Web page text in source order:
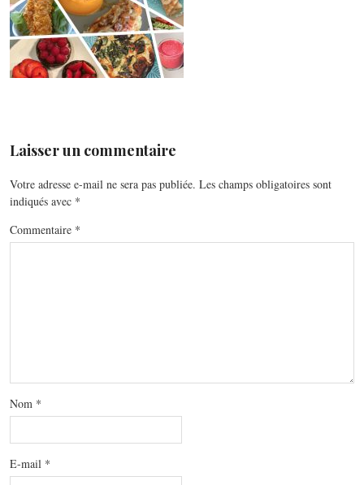
Laisser un commentaire
Votre adresse e-mail ne sera pas publiée. Les champs obligatoires sont
indiqués avec *
Commentaire *
Nom *
E-mail *